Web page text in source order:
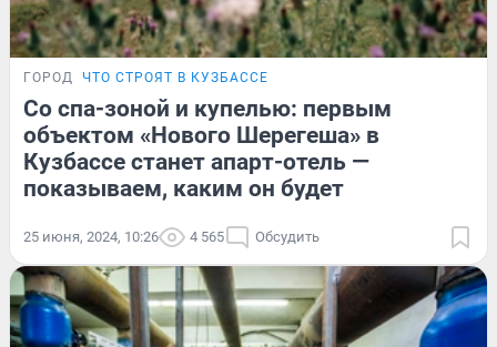
ГОРОД ЧТО СТРОЯТ В КУЗБАССЕ
Со спа-зоной и купелью: первым
объектом «Нового Шерегеша» в
Кузбассе станет апарт-отель —
показываем, каким он будет
25 июня, 2024, 10:26 4 565 Обсудить